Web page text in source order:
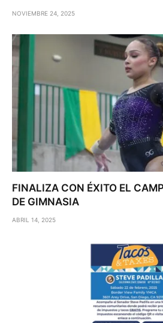
NOVIEMBRE 24, 2025
FINALIZA CON ÉXITO EL
DE GIMNASIA
ABRIL 14, 2025